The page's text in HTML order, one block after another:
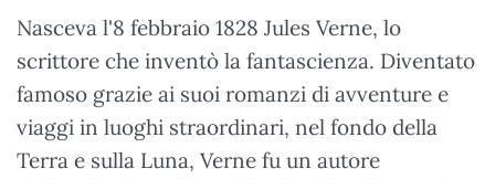
Nasceva l'8 febbraio 1828 Jules Verne, lo
scrittore che inventò la fantascienza. Diventato
famoso grazie ai suoi romanzi di avventure e
viaggi in luoghi straordinari, nel fondo della
Terra e sulla Luna, Verne fu un autore